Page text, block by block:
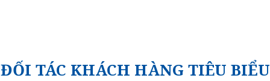
ĐỐI TÁC KHÁCH HÀNG TIÊU BIỂU